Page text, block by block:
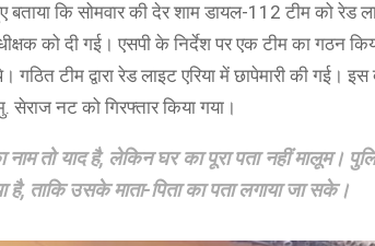
कि सोमवार की देर शाम डायल-112 टीम को रेड
को दी गई। एसपी के निर्देश पर एक टीम का गठन
टीम द्वारा रेड लाइट एरिया में छापेमारी की गई।
सेराज नट को गिरफ्तार किया गया।
नाम तो याद है, लेकिन घर का पूरा पता नहीं मालूम।
ताकि उसके माता-पिता का पता लगाया जा सके।